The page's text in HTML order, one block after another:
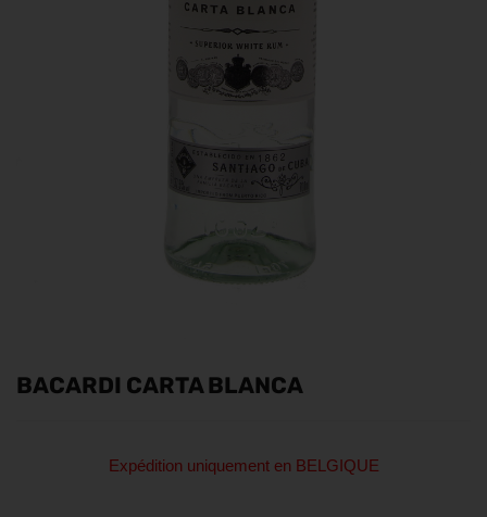
BACARDI CARTA BLANCA
Expédition uniquement en BELGIQUE